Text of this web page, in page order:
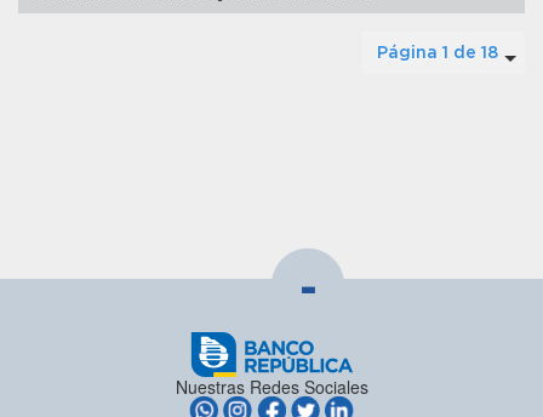
Página 1 de 18
-
Nuestras Redes Sociales